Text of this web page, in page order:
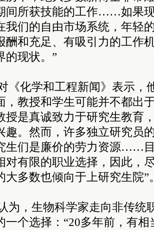
间所获技能的工作……如果
我们的自由市场系统，年轻
酬和充足、有吸引力的工作
的现状。”
《化学和工程新闻》表示，
，教授和学生可能并不都出
授是真诚致力于研究生教育
趣。然而，许多独立研究员
生们是廉价的劳力资源……
对有限的职业选择，因此，
大多数也倾向于上研究生院”
为，生物科学家走向非传统
一个选择：“20多年前，有